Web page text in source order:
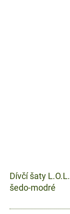
Dívčí šaty
šedo-modré